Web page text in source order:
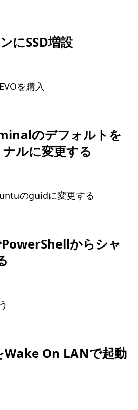
にSSD増設
を購入
のデフォルトを
ルに変更する
のguidに変更する
からシャ
On LANで起動